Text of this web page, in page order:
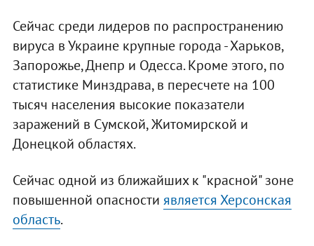
Сейчас среди лидеров по распространению
вируса в Украине крупные города - Харьков,
Запорожье, Днепр и Одесса. Кроме этого, по
статистике Минздрава, в пересчете на 100
тысяч населения высокие показатели
заражений в Сумской, Житомирской и
Донецкой областях.
Сейчас одной из ближайших к "красной" зоне
повышенной опасности является Херсонская
область.